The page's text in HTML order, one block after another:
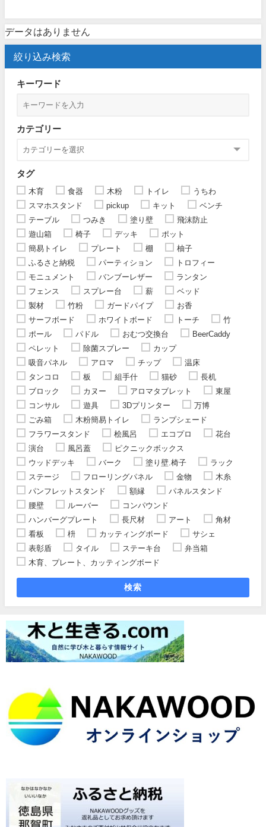
データはありません
絞り込み検索
キーワード
カテゴリー
タグ
木育 食器 木粉 トイレ
うちわ
スマホスタンド
pickup キット
ベンチ
テーブル
つみき 塗り壁
飛沫防止
遊山箱
椅子 デッキ
ポット
簡易トイレ
プレート 棚
柚子
ふるさと納税
パーティション
トロフィー
モニュメント
バンブーレザー
ランタン
フェンス
スプレー台 薪
ベッド
製材
竹粉 ガードパイプ
お香
サーフボード
ホワイトボード トーチ
竹
ポール
パドル おむつ交換台
BeerCaddy
ペレット
除菌スプレー
カップ
吸音パネル
アロマ チップ
温床
タンコロ
板 組手什 猫砂
長机
ブロック
カヌー アロマタブレット
東屋
コンサル
遊具 3Dプリンター
万博
ごみ箱
木粉簡易トイレ
ランプシェード
フラワースタンド
桧風呂 エコプロ
花台
演台
風呂蓋
ピクニックボックス
ウッドデッキ
バーク 塗り壁.椅子
ラック
ステージ
フローリングパネル 金物
木糸
パンフレットスタンド
額縁
パネルスタンド
腰壁
ルーバー
コンパウンド
ハンバーグプレート
長尺材 アート
角材
看板
枡 カッティングボード
サシェ
表彰盾
タイル ステーキ台
弁当箱
木育、プレート、カッティングボード
検索